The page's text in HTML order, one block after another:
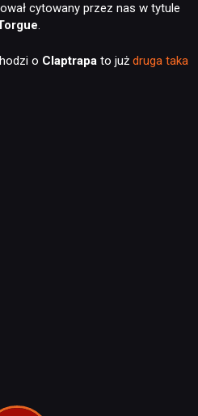
cytowany przez nas w tytule
.
o Claptrapa to już druga taka